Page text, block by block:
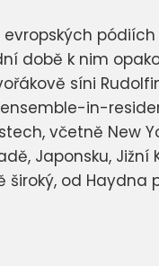
pódiích
době k nim
síni
in-
včetně New
Japonsku,
od Haydna